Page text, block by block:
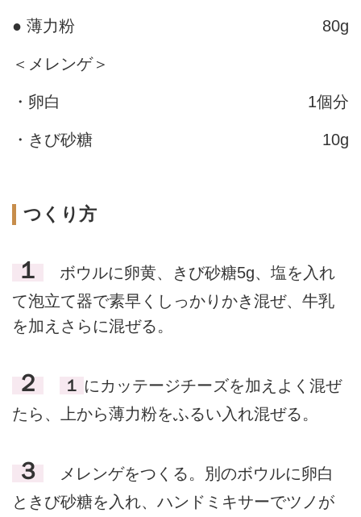
● 薄力粉 80g
＜メレンゲ＞
・卵白 1個分
・きび砂糖 10g
つくり方
１
ボウルに卵黄、きび砂糖5g、塩を入れ
て泡立て器で素早くしっかりかき混ぜ、牛乳
を加えさらに混ぜる。
２ １ にカッテージチーズを加えよく混ぜ
たら、上から薄力粉をふるい入れ混ぜる。
３
メレンゲをつくる。別のボウルに卵白
ときび砂糖を入れ、ハンドミキサーでツノが